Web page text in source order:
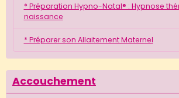
* Préparation Hypno-Natal® : Hypnose
naissance
* Préparer son Allaitement Maternel
Accouchement